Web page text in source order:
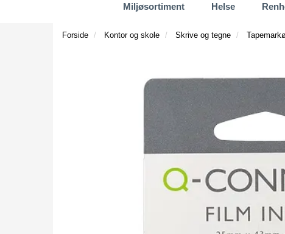
Miljøsortiment Helse
Forside Kontor og skole Skrive og tegne